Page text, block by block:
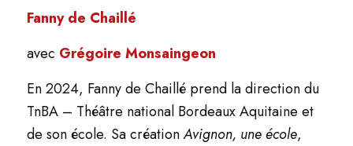
Fanny de Chaillé
avec Grégoire Monsaingeon
En 2024, Fanny de Chaillé prend la direction du
TnBA – Théâtre national Bordeaux Aquitaine et
de son école. Sa créationAvignon, une école,